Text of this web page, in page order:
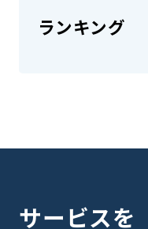
ランキング
サービスを